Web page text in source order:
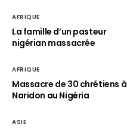
AFRIQUE
La famille d’un pasteur
nigérian massacrée
AFRIQUE
Massacre de 30 chrétiens à
Naridon au Nigéria
ASIE